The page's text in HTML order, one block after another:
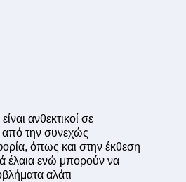
ανθεκτικοί σε
από την συνεχώς
όπως και στην έκθεση
έλαια ενώ μπορούν να
αλάτι